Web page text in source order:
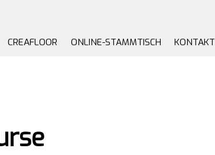
CREAFLOOR ONLINE-STAMMTISCH KONTAKT